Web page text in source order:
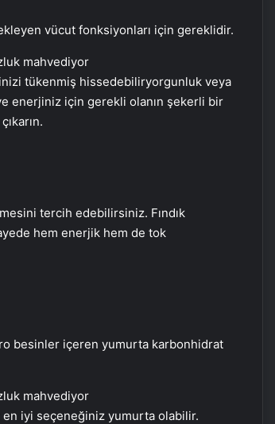
vücut fonksiyonları için gereklidir.
tükenmiş hissedebiliryorgunluk veya
enerjiniz için gerekli olanın şekerli bir
tercih edebilirsiniz. Fındık
hem enerjik hem de tok
besinler içeren yumurta karbonhidrat
en iyi seçeneğiniz yumurta olabilir.
beyinde miktarı yüzde 50 artmış